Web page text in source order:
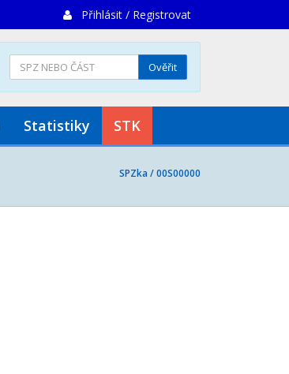
Přihlásit / Registrovat
Ověřit
Statistiky STK
SPZka /00S00000